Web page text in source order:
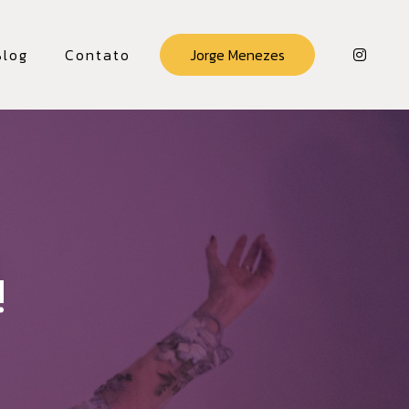
Contato Jorge Menezes